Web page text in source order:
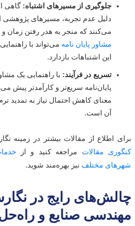
جلوگیری از مسیرهای اشتباه:گاهی
دلیل عدم تجربه، مسیرهای پژوهشی
می‌کنند که منجر به هدر رفتن زمان و
مشاور پایان نامهمی‌تواند با راهنمایی‌های
این اشتباهات بازدارد.
تسریع در فرآیند:با راهنمایی یک مشاور،
پایان‌نامه سریع‌تر و کارآمدتر پیش می‌رود،
معنای کاهش احتمال نیاز به تمدید ترم و
آن است.
اطلاع از مقالات بیشتر در زمینه نگارش
مقالاتمراجعه کنید و ازخدمات
مختلفنیز بهره‌مند شوید.
رایج در نگارش
صنایع و